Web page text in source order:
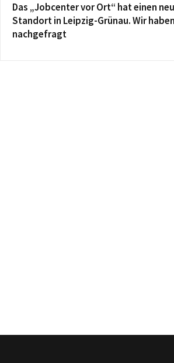
Das „Jobcenter vor Ort“ hat einen
Standort in Leipzig-Grünau. Wir haben
nachgefragt